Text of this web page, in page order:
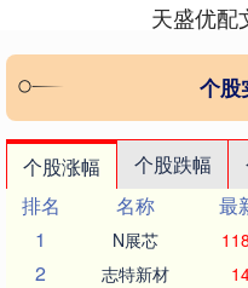
天盛优配
个股
个股涨幅 个股跌幅
排名
名称 最
1
N展芯
2 志特新材